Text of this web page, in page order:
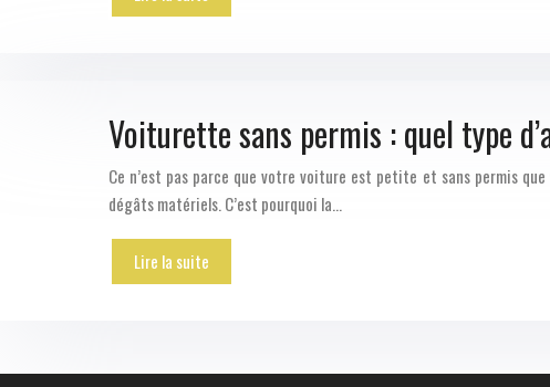
Voiturette sans permis : quel type
Ce n’est pas parce que votre voiture est petite et sans permis
dégâts matériels. C’est pourquoi la…
Lire la suite